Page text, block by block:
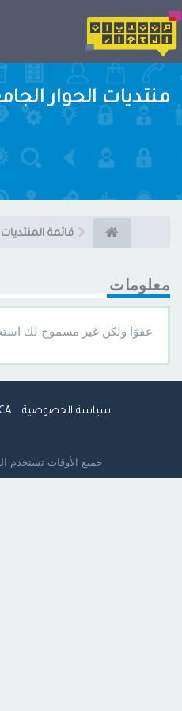
منتديات الحوار
قائمة المنتديات
معلومات
عفوًا ولكن غير مسموح لك
سياسة الخصوصية
- جميع الأوقات تستخدم